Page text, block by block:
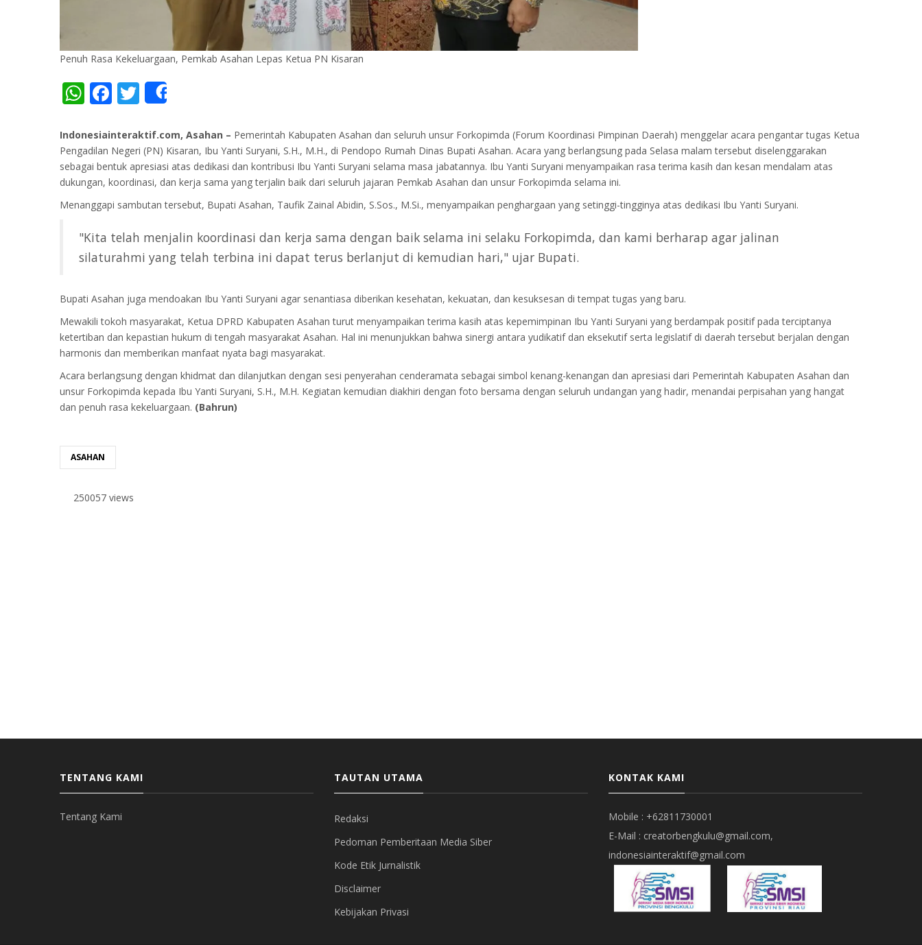
Penuh Rasa Kekeluargaan, Pemkab Asahan Lepas Ketua PN Kisaran
WhatsApp
Facebook
Twitter
Indonesiainteraktif.com, Asahan – Pemerintah Kabupaten Asahan dan seluruh unsur Forkopimda (Forum Koordinasi Pimpinan Daerah) menggelar acara pengantar tugas Ketua
Pengadilan Negeri (PN) Kisaran, Ibu Yanti Suryani, S.H., M.H., di Pendopo Rumah Dinas Bupati Asahan. Acara yang berlangsung pada Selasa malam tersebut diselenggarakan
sebagai bentuk apresiasi atas dedikasi dan kontribusi Ibu Yanti Suryani selama masa jabatannya. Ibu Yanti Suryani menyampaikan rasa terima kasih dan kesan mendalam atas
dukungan, koordinasi, dan kerja sama yang terjalin baik dari seluruh jajaran Pemkab Asahan dan unsur Forkopimda selama ini.
Menanggapi sambutan tersebut, Bupati Asahan, Taufik Zainal Abidin, S.Sos., M.Si., menyampaikan penghargaan yang setinggi-tingginya atas dedikasi Ibu Yanti Suryani.
"Kita telah menjalin koordinasi dan kerja sama dengan baik selama ini selaku Forkopimda, dan kami berharap agar jalinan
silaturahmi yang telah terbina ini dapat terus berlanjut di kemudian hari," ujar Bupati.
Bupati Asahan juga mendoakan Ibu Yanti Suryani agar senantiasa diberikan kesehatan, kekuatan, dan kesuksesan di tempat tugas yang baru.
Mewakili tokoh masyarakat, Ketua DPRD Kabupaten Asahan turut menyampaikan terima kasih atas kepemimpinan Ibu Yanti Suryani yang berdampak positif pada terciptanya
ketertiban dan kepastian hukum di tengah masyarakat Asahan. Hal ini menunjukkan bahwa sinergi antara yudikatif dan eksekutif serta legislatif di daerah tersebut berjalan dengan
harmonis dan memberikan manfaat nyata bagi masyarakat.
Acara berlangsung dengan khidmat dan dilanjutkan dengan sesi penyerahan cenderamata sebagai simbol kenang-kenangan dan apresiasi dari Pemerintah Kabupaten Asahan dan
unsur Forkopimda kepada Ibu Yanti Suryani, S.H., M.H. Kegiatan kemudian diakhiri dengan foto bersama dengan seluruh undangan yang hadir, menandai perpisahan yang hangat
dan penuh rasa kekeluargaan. (Bahrun)
ASAHAN
250057 views
TENTANG KAMI
Tentang Kami
TAUTAN UTAMA
Redaksi
Pedoman Pemberitaan Media Siber
Kode Etik Jurnalistik
Disclaimer
Kebijakan Privasi
KONTAK KAMI
Mobile : +62811730001
E-Mail : creatorbengkulu@gmail.com,
indonesiainteraktif@gmail.com